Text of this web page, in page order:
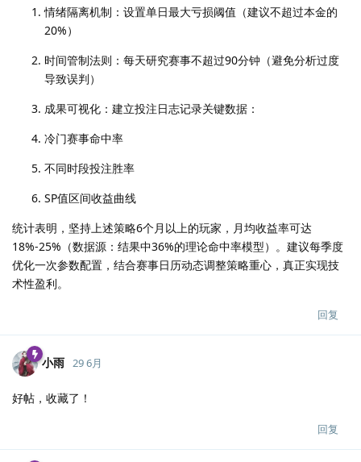
情绪隔离机制：设置单日最大亏损阈值（建议不超过本金的
20%）
时间管制法则：每天研究赛事不超过90分钟（避免分析过度
导致误判）
成果可视化：建立投注日志记录关键数据：
冷门赛事命中率
不同时段投注胜率
SP值区间收益曲线
统计表明，坚持上述策略6个月以上的玩家，月均收益率可达
18%-25%（数据源：结果中36%的理论命中率模型）。建议每季度
优化一次参数配置，结合赛事日历动态调整策略重心，真正实现技
术性盈利。
回复
小雨 29 6月
好帖，收藏了！
回复